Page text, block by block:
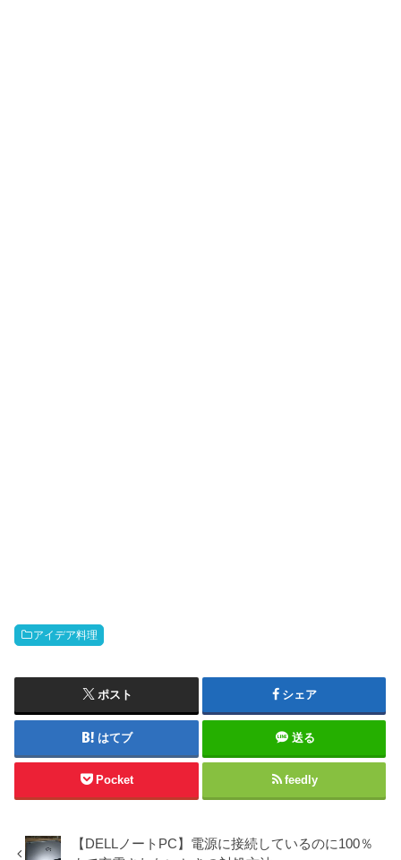
アイデア料理
ポスト シェア
はてブ 送る
Pocket feedly
【DELLノートPC】電源に接続しているのに100％